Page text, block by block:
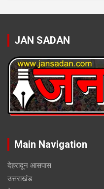
JAN SADAN
Main Navigation
देहरादून आसपास
उत्तराखंड